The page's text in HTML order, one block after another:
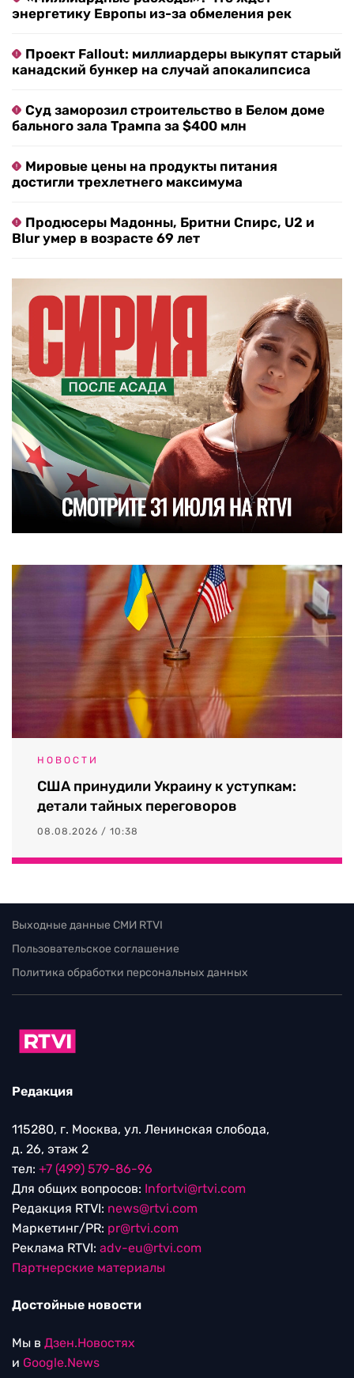
энергетику Европы из-за обмеления рек
Проект Fallout: миллиардеры выкупят старый
канадский бункер на случай апокалипсиса
Суд заморозил строительство в Белом доме
бального зала Трампа за $400 млн
Мировые цены на продукты питания
достигли трехлетнего максимума
Продюсеры Мадонны, Бритни Спирс, U2 и
Blur умер в возрасте 69 лет
НОВОСТИ
США принудили Украину к уступкам:
детали тайных переговоров
08.08.2026 / 10:38
Выходные данные СМИ RTVI
Пользовательское соглашение
Политика обработки персональных данных
Редакция
115280, г. Москва, ул. Ленинская слобода,
д. 26, этаж 2
тел: +7 (499) 579-86-96
Для общих вопросов: Infortvi@rtvi.com
Редакция RTVI: news@rtvi.com
Маркетинг/PR: pr@rtvi.com
Реклама RTVI: adv-eu@rtvi.com
Партнерские материалы
Достойные новости
Мы в Дзен.Новостях
и Google.News